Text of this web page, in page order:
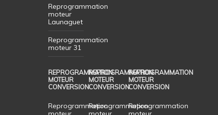
moteur
Cugnaux
Reprogrammation
moteur
Launaguet
moteur 31
Léguevin
MOTEUR
CONVERSION
MOTEUR
CONVERSION
MOTEUR
CONVERSION